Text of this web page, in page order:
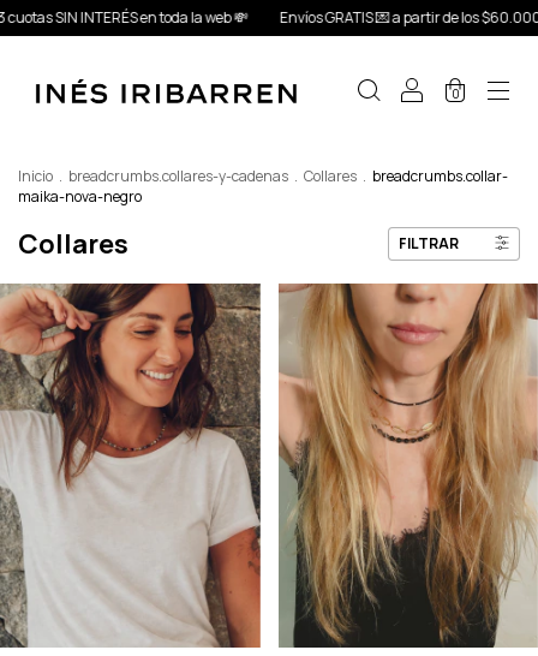
la web 💸 Envíos GRATIS 💌 a partir de los $60.000 10%OFF con
0
Inicio . breadcrumbs.collares-y-cadenas . Collares . breadcrumbs.collar-
maika-nova-negro
Collares FILTRAR